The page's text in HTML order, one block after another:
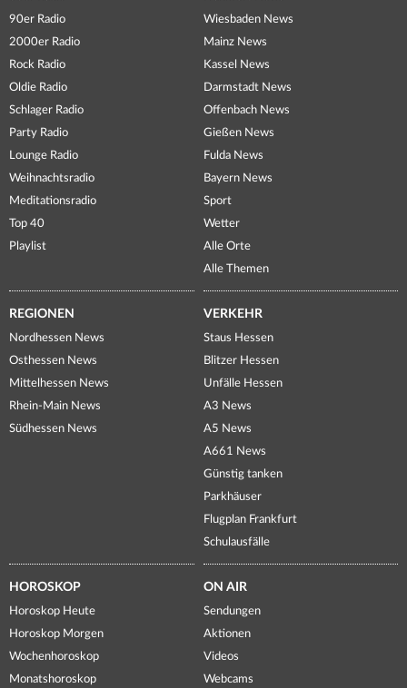
90er Radio
2000er Radio
Rock Radio
Oldie Radio
Schlager Radio
Party Radio
Lounge Radio
Weihnachtsradio
Meditationsradio
Top 40
Playlist
Wiesbaden News
Mainz News
Kassel News
Darmstadt News
Offenbach News
Gießen News
Fulda News
Bayern News
Sport
Wetter
Alle Orte
Alle Themen
REGIONEN
Nordhessen News
Osthessen News
Mittelhessen News
Rhein-Main News
Südhessen News
VERKEHR
Staus Hessen
Blitzer Hessen
Unfälle Hessen
A3 News
A5 News
A661 News
Günstig tanken
Parkhäuser
Flugplan Frankfurt
Schulausfälle
HOROSKOP
Horoskop Heute
Horoskop Morgen
Wochenhoroskop
Monatshoroskop
ON AIR
Sendungen
Aktionen
Videos
Webcams